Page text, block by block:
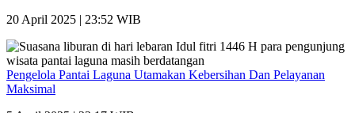
20 April 2025 | 23:52 WIB
Pengelola Pantai Laguna Utamakan Kebersihan Dan Pelayanan
Maksimal